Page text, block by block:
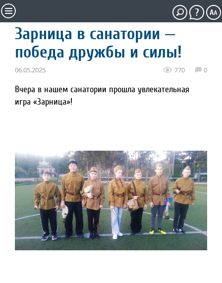
Зарница в санатории —
победа дружбы и силы!
06.05.2025 770 0
Вчера в нашем санатории прошла увлекательная
игра «Зарница»!